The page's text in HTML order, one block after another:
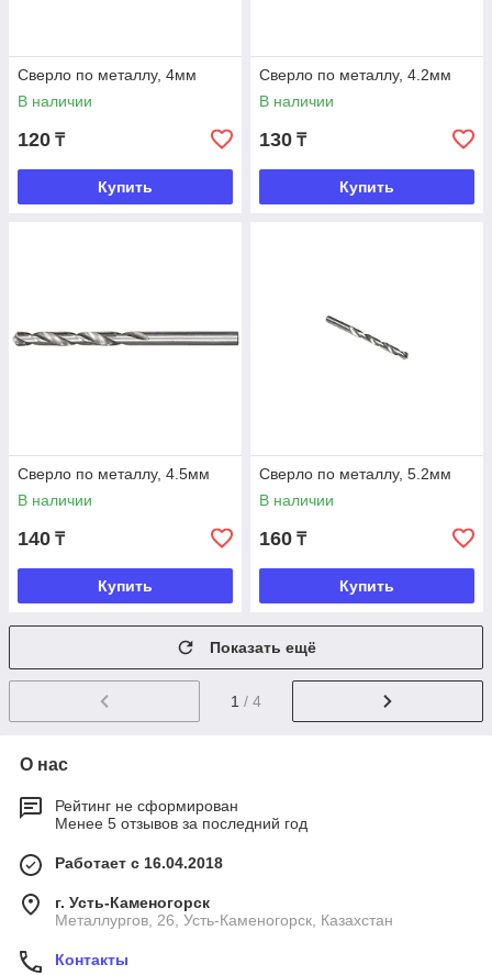
Сверло по металлу, 4мм
В наличии
120 ₸
Купить
Сверло по металлу, 4.2мм
В наличии
130 ₸
Купить
Сверло по металлу, 4.5мм
В наличии
140 ₸
Купить
Сверло по металлу, 5.2мм
В наличии
160 ₸
Купить
Показать ещё
1 / 4
О нас
Рейтинг не сформирован
Менее 5 отзывов за последний год
Работает с 16.04.2018
г. Усть-Каменогорск
Металлургов, 26, Усть-Каменогорск, Казахстан
Контакты